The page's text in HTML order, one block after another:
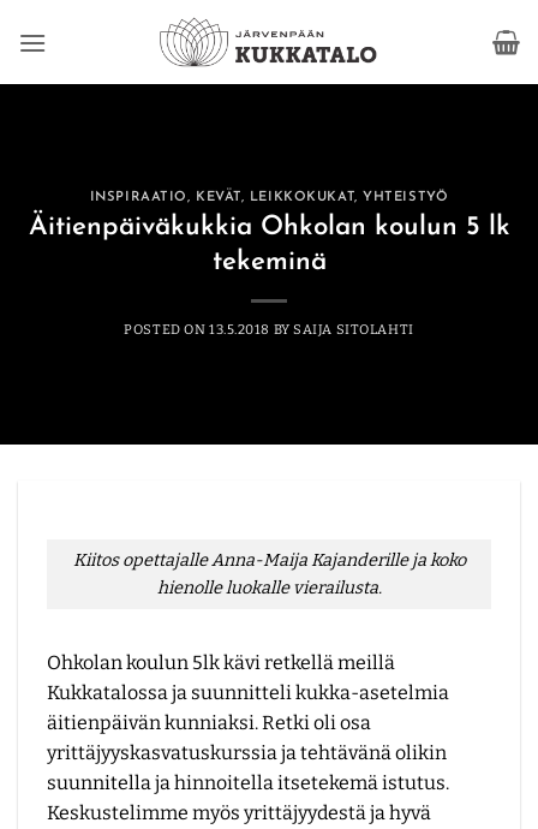
INSPIRAATIO, KEVÄT , LEIKKOKUKAT, YHTEISTYÖ
Äitienpäiväkukkia Ohkolan koulun 5 lk
tekeminä
POSTED ON 13.5.2018 BYSAIJA SITOLAHTI
Kiitos opettajalle Anna-Maija Kajanderille ja koko
hienolle luokalle vierailusta.
Ohkolan koulun 5lk kävi retkellä meillä
Kukkatalossa ja suunnitteli kukka-asetelmia
äitienpäivän kunniaksi. Retki oli osa
yrittäjyyskasvatuskurssia ja tehtävänä olikin
suunnitella ja hinnoitella itsetekemä istutus.
Keskustelimme myös yrittäjyydestä ja hyvä